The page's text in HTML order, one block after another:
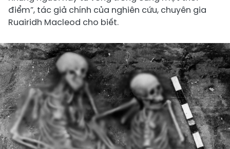
điểm”, tác giả chính của nghiên cứu, chuyên gia
Ruairidh Macleod cho biết.